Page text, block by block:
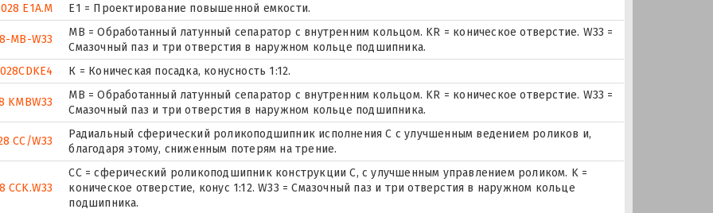
E1A.M
E1 = Проектирование повышенной емкости.
MB-W33
MB = Обработанный латунный сепаратор с внутренним кольцом. KR = коническое отверстие. W33 =
Смазочный паз и три отверстия в наружном кольце подшипника.
К = Коническая посадка, конусность 1:12.
KMBW33
MB = Обработанный латунный сепаратор с внутренним кольцом. KR = коническое отверстие. W33 =
Смазочный паз и три отверстия в наружном кольце подшипника.
CC/W33
Радиальный сферический роликоподшипник исполнения С с улучшенным ведением роликов и,
благодаря этому, сниженным потерям на трение.
CCK.W33
CC = сферический роликоподшипник конструкции C, с улучшенным управлением роликом. K =
коническое отверстие, конус 1:12. W33 = Смазочный паз и три отверстия в наружном кольце
подшипника.